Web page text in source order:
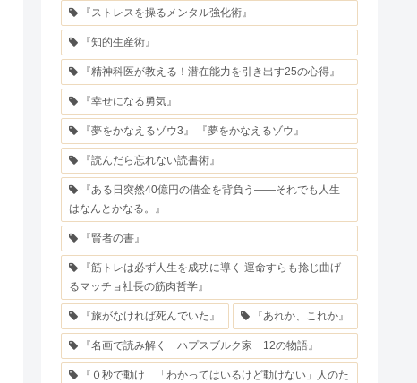
『ストレスを操るメンタル強化術』
『知的生産術』
『精神科医が教える！潜在能力を引き出す25の心得』
『幸せになる勇気』
『夢をかなえるゾウ3』 『夢をかなえるゾウ』
『読んだら忘れない読書術』
『ある日突然40億円の借金を背負う――それでも人生
はなんとかなる。』
『賢者の書』
『筋トレは必ず人生を成功に導く 運命すらも捻じ曲げ
るマッチョ社長の筋肉哲学』
『旅がなければ死んでいた』 『あれか、これか』
『名画で読み解く ハプスブルク家 12の物語』
『０秒で動け 「わかってはいるけど動けない」人のた